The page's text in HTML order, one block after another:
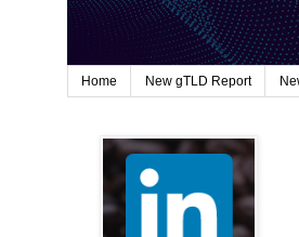
Home New gTLD Report